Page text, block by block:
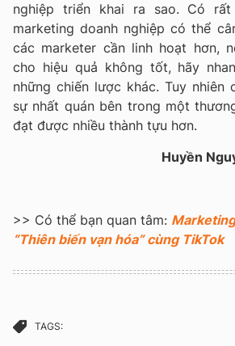
nghiệp triển khai ra sao. Có rất
marketing doanh nghiệp có thể
các marketer cần linh hoạt hơn,
cho hiệu quả không tốt, hãy
những chiến lược khác. Tuy nhiên
sự nhất quán bên trong một
đạt được nhiều thành tựu hơn.
Huyền
>> Có thể bạn quan tâm:
“Thiên biến vạn hóa” cùng TikTok
TAGS: